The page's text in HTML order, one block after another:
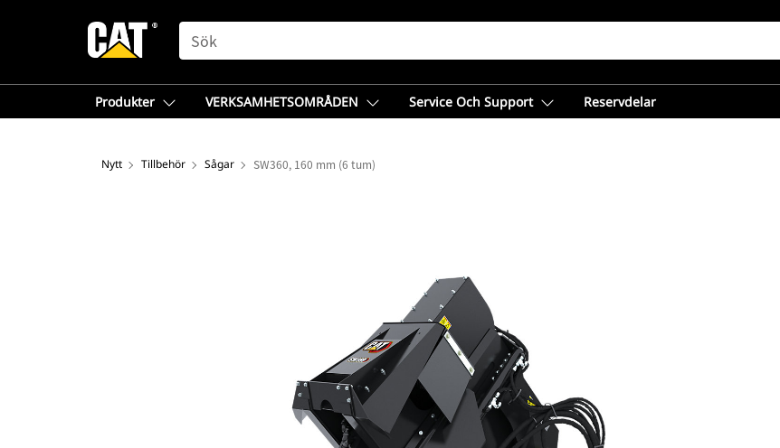
SEARCH
Produkter VERKSAMHETSOMRÅDEN Service Och Support Reservdelar
Nytt Tillbehör Sågar SW360, 160 mm (6 tum)